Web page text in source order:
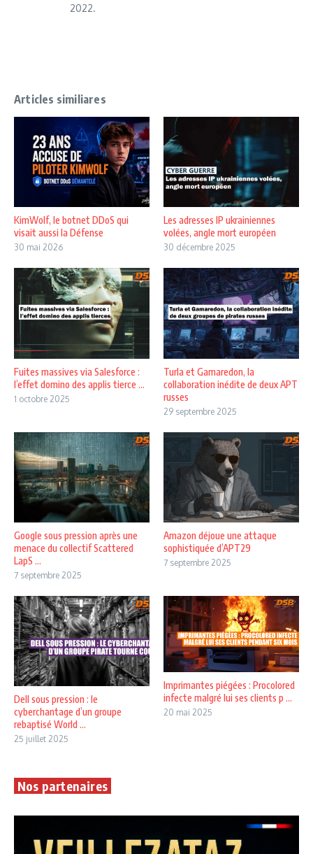
2022.
Articles similiares
KimWolf, le botnet DDoS qui
visait aussi la Défense
30 mai 2026
Les adresses IP ukrainiennes
volées, angle mort européen
30 décembre 2025
Fuites massives via Salesforce :
l’effet domino des applis tierce ...
1 octobre 2025
Turla et Gamaredon, la
collaboration inédite de deux APT
russes
29 septembre 2025
Google sous pression après une
menace du collectif Scattered
LapS ...
7 septembre 2025
Amazon déjoue une attaque
sophistiquée d’APT29
7 septembre 2025
Dell sous pression : le
cyberchantage d’un groupe
rebaptisé World ...
25 juillet 2025
Imprimantes piégées : Procolored
infecte malgré lui ses clients p ...
20 mai 2025
Nos partenaires